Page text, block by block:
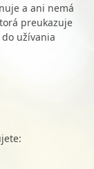
a ani nemá
preukazuje
užívania